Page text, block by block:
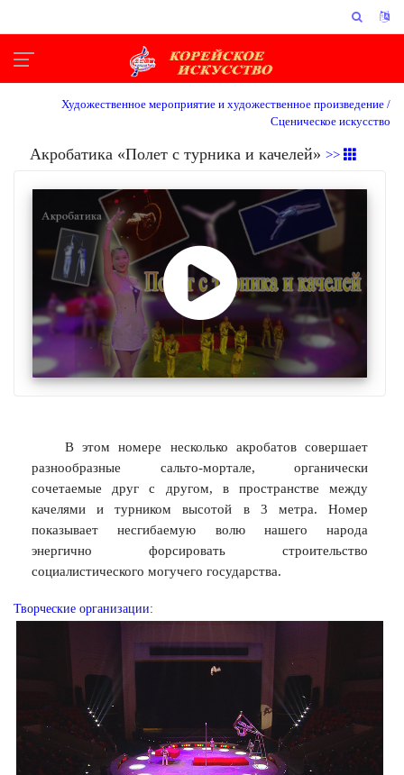
Художественное мероприятие и художественное произведение /
Сценическое искусство
Акробатика «Полет с турника и качелей» >>
В этом номере несколько акробатов совершает
разнообразные сальто-мортале, органически
сочетаемые друг с другом, в пространстве между
качелями и турником высотой в 3 метра. Номер
показывает несгибаемую волю нашего народа
энергично форсировать строительство
социалистического могучего государства.
Творческие организации: